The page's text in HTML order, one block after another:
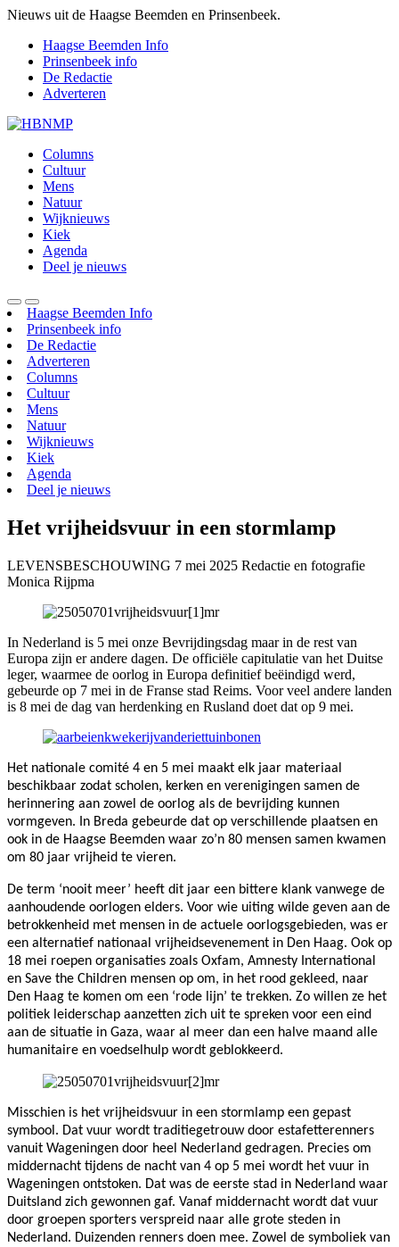
Nieuws uit de Haagse Beemden en Prinsenbeek.
Haagse Beemden Info
Prinsenbeek info
De Redactie
Adverteren
Columns
Cultuur
Mens
Natuur
Wijknieuws
Kiek
Agenda
Deel je nieuws
Haagse Beemden Info
Prinsenbeek info
De Redactie
Adverteren
Columns
Cultuur
Mens
Natuur
Wijknieuws
Kiek
Agenda
Deel je nieuws
Het vrijheidsvuur in een stormlamp
LEVENSBESCHOUWING 7 mei 2025 Redactie en fotografie
Monica Rijpma
In Nederland is 5 mei onze Bevrijdingsdag maar in de rest van
Europa zijn er andere dagen. De officiële capitulatie van het Duitse
leger, waarmee de oorlog in Europa definitief beëindigd werd,
gebeurde op 7 mei in de Franse stad Reims. Voor veel andere landen
is 8 mei de dag van herdenking en Rusland doet dat op 9 mei.
Het nationale comité 4 en 5 mei maakt elk jaar materiaal
beschikbaar zodat scholen, kerken en verenigingen samen de
herinnering aan zowel de oorlog als de bevrijding kunnen
vormgeven. In Breda gebeurde dat op verschillende plaatsen en
ook in de Haagse Beemden waar zo’n 80 mensen samen kwamen
om 80 jaar vrijheid te vieren.
De term ‘nooit meer’ heeft dit jaar een bittere klank vanwege de
aanhoudende oorlogen elders. Voor wie uiting wilde geven aan de
betrokkenheid met mensen in de actuele oorlogsgebieden, was er
een alternatief nationaal vrijheidsevenement in Den Haag. Ook op
18 mei roepen organisaties zoals Oxfam, Amnesty International
en Save the Children mensen op om, in het rood gekleed, naar
Den Haag te komen om een ‘rode lijn’ te trekken. Zo willen ze het
politiek leiderschap aanzetten zich uit te spreken voor een eind
aan de situatie in Gaza, waar al meer dan een halve maand alle
humanitaire en voedselhulp wordt geblokkeerd.
Misschien is het vrijheidsvuur in een stormlamp een gepast
symbool. Dat vuur wordt traditiegetrouw door estafetterenners
vanuit Wageningen door heel Nederland gedragen. Precies om
middernacht tijdens de nacht van 4 op 5 mei wordt het vuur in
Wageningen ontstoken. Dat was de eerste stad in Nederland waar
Duitsland zich gewonnen gaf. Vanaf middernacht wordt dat vuur
door groepen sporters verspreid naar alle grote steden in
Nederland. Duizenden renners doen mee. Zowel de symboliek van